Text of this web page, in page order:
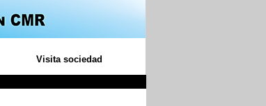
Visita sociedad